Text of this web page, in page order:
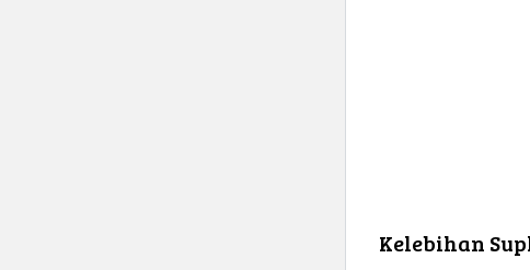
Kelebihan